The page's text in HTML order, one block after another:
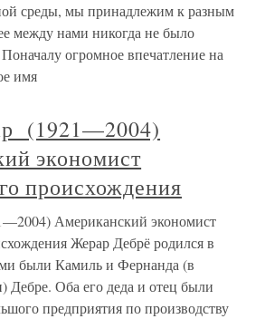
среды, мы принадлежим к разным
между нами никогда не было
огромное впечатление на
имя
(1921—2004)
экономист
происхождения
Американский экономист
Жерар Дебрё родился в
были Камиль и Фернанда (в
Дебре. Оба его деда и отец были
предприятия по производству